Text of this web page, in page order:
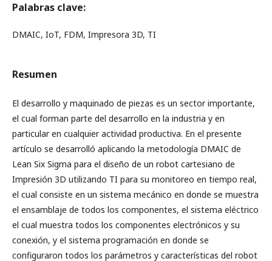
Palabras clave:
DMAIC, IoT, FDM, Impresora 3D, TI
Resumen
El desarrollo y maquinado de piezas es un sector importante,
el cual forman parte del desarrollo en la industria y en
particular en cualquier actividad productiva. En el presente
artículo se desarrolló aplicando la metodología DMAIC de
Lean Six Sigma para el diseño de un robot cartesiano de
Impresión 3D utilizando TI para su monitoreo en tiempo real,
el cual consiste en un sistema mecánico en donde se muestra
el ensamblaje de todos los componentes, el sistema eléctrico
el cual muestra todos los componentes electrónicos y su
conexión, y el sistema programación en donde se
configuraron todos los parámetros y características del robot